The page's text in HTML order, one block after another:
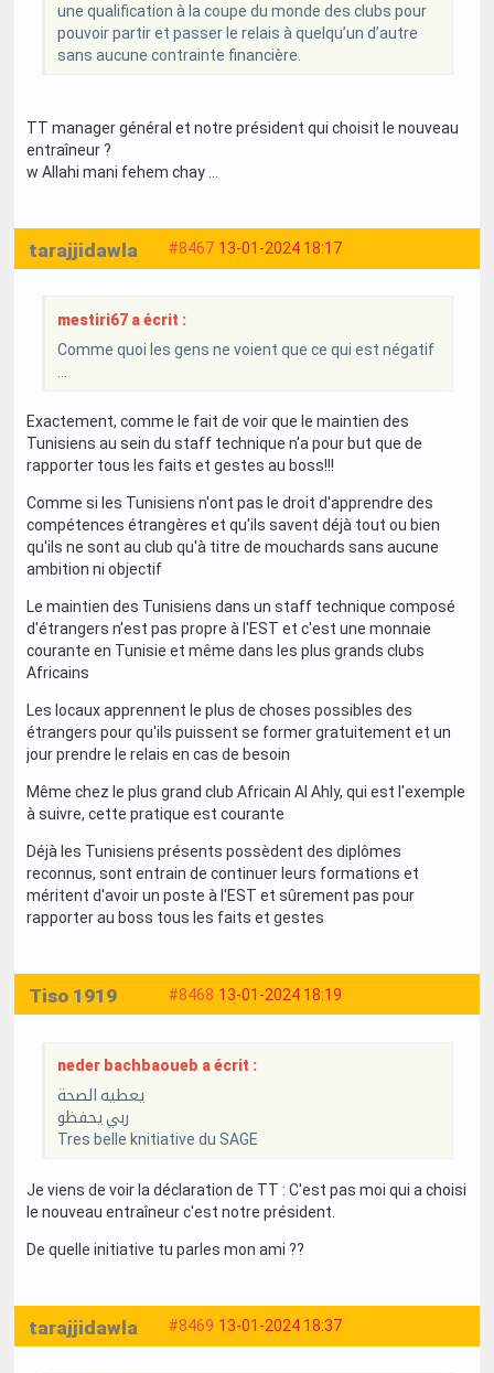
une qualification à la coupe du monde des clubs pour
pouvoir partir et passer le relais à quelqu’un d’autre
sans aucune contrainte financière.
TT manager général et notre président qui choisit le nouveau
entraîneur ?
w Allahi mani fehem chay ...
#8467 13-01-2024 18:17
tarajjidawla
mestiri67 a écrit :
Comme quoi les gens ne voient que ce qui est négatif
Exactement, comme le fait de voir que le maintien des
Tunisiens au sein du staff technique n'a pour but que de
rapporter tous les faits et gestes au boss!!!
Comme si les Tunisiens n'ont pas le droit d'apprendre des
compétences étrangères et qu'ils savent déjà tout ou bien
qu'ils ne sont au club qu'à titre de mouchards sans aucune
ambition ni objectif
Le maintien des Tunisiens dans un staff technique composé
d'étrangers n'est pas propre à l'EST et c'est une monnaie
courante en Tunisie et même dans les plus grands clubs
Africains
Les locaux apprennent le plus de choses possibles des
étrangers pour qu'ils puissent se former gratuitement et un
jour prendre le relais en cas de besoin
Même chez le plus grand club Africain Al Ahly, qui est l'exemple
à suivre, cette pratique est courante
Déjà les Tunisiens présents possèdent des diplômes
reconnus, sont entrain de continuer leurs formations et
méritent d'avoir un poste à l'EST et sûrement pas pour
rapporter au boss tous les faits et gestes
#8468 13-01-2024 18:19
Tiso 1919
neder bachbaoueb a écrit :
يعطيه الصحة
ربي يحفظو
Tres belle knitiative du SAGE
Je viens de voir la déclaration de TT : C'est pas moi qui a choisi
le nouveau entraîneur c'est notre président.
De quelle initiative tu parles mon ami ??
#8469 13-01-2024 18:37
tarajjidawla